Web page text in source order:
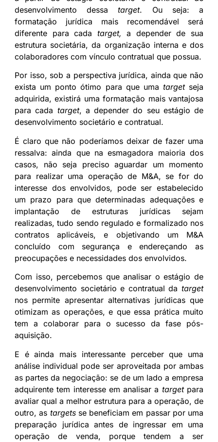
desenvolvimento dessatarget. Ou seja: a
formatação jurídica mais recomendável será
diferente para cada target,a depender de sua
estrutura societária, da organização interna e dos
colaboradores com vínculo contratual que possua.
Por isso, sob a perspectiva jurídica, ainda que não
exista um ponto ótimo para que uma targetseja
adquirida, existirá uma formatação mais vantajosa
para cada target, a depender do seu estágio de
desenvolvimento societário e contratual.
É claro que não poderíamos deixar de fazer uma
ressalva: ainda que na esmagadora maioria dos
casos, não seja preciso aguardar um momento
para realizar uma operação de M&A, se for do
interesse dos envolvidos, pode ser estabelecido
um prazo para que determinadas adequações e
implantação de estruturas jurídicas sejam
realizadas, tudo sendo regulado e formalizado nos
contratos aplicáveis, e objetivando um M&A
concluído com segurança e endereçando as
preocupações e necessidades dos envolvidos.
Com isso, percebemos que analisar o estágio de
desenvolvimento societário e contratual da target
nos permite apresentar alternativas jurídicas que
otimizam as operações, e que essa prática muito
tem a colaborar para o sucesso da fase pós-
aquisição.
E é ainda mais interessante perceber que uma
análise individual pode ser aproveitada por ambas
as partes da negociação: se de um lado a empresa
adquirente tem interesse em analisar a targetpara
avaliar qual a melhor estrutura para a operação, de
outro, as targetsse beneficiam em passar por uma
preparação jurídica antes de ingressar em uma
operação de venda, porque tendem a ser